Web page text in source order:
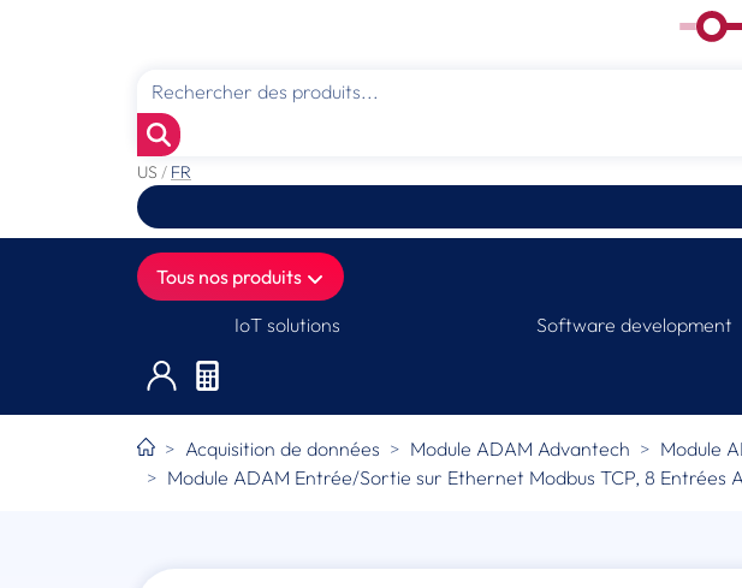
US / FR
Tous nos produits
IoT solutions
Software development
Acquisition de données Module ADAM Advantech
Module
Module ADAM Entrée/Sortie sur Ethernet Modbus TCP, 8 Entrées